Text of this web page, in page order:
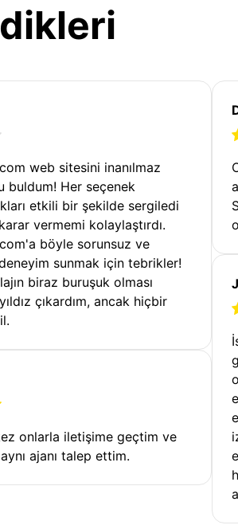
web sitesini inanılmaz
buldum! Her seçenek
etkili bir şekilde sergiledi
vermemi kolaylaştırdı.
böyle sorunsuz ve
sunmak için tebrikler!
biraz buruşuk olması
çıkardım, ancak hiçbir
onlarla iletişime geçtim ve
ajanı talep ettim.